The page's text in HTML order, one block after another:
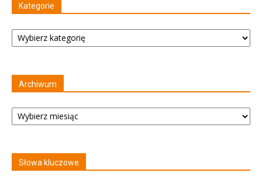
Kategorie
Kategorie
Archiwum
Archiwum
Słowa kluczowe